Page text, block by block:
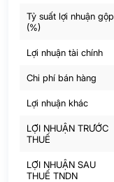
Tỷ suất lợi nhuận gộp
(%)
Lợi nhuận tài chính
Chi phí bán hàng
Lợi nhuận khác
LỢI NHUẬN TRƯỚC
THUẾ
LỢI NHUẬN SAU
THUẾ TNDN